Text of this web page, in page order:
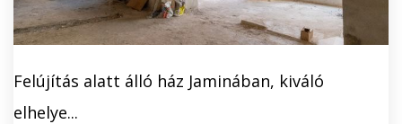
Felújítás alatt álló ház Jaminában, kiváló
elhelye...